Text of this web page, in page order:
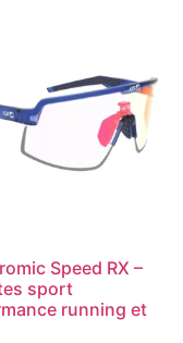
Speed RX –
sport
running et